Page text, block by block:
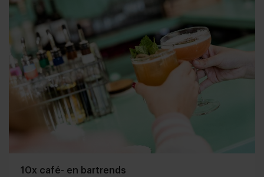
10x café- en bartrends